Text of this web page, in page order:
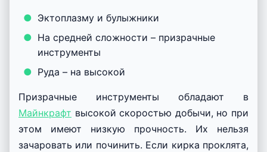
Эктоплазму и булыжники
На средней сложности – призрачные
инструменты
Руда – на высокой
Призрачные инструменты обладают в
Майнкрафт высокой скоростью добычи, но при
этом имеют низкую прочность. Их нельзя
зачаровать или починить. Если кирка проклята,